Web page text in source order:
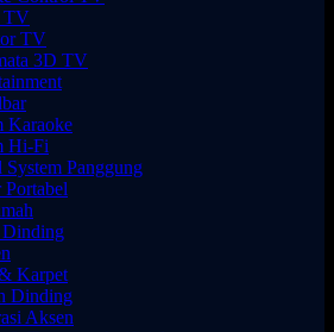
TV
TV
3D TV
Karaoke
Hi-Fi
System Panggung
Portabel
Dinding
Karpet
Dinding
Aksen